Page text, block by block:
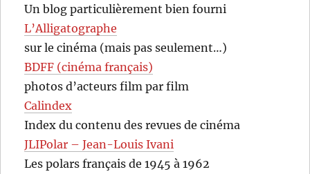
Un blog particulièrement bien fourni
L’Alligatographe
sur le cinéma (mais pas seulement…)
BDFF (cinéma français)
photos d’acteurs film par film
Calindex
Index du contenu des revues de cinéma
JLIPolar – Jean-Louis Ivani
Les polars français de 1945 à 1962